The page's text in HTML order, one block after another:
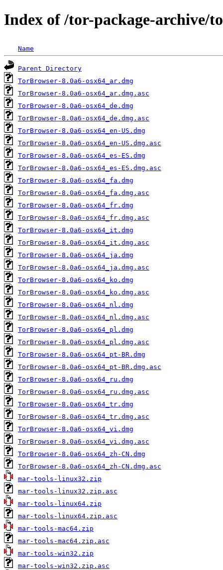
Index of /tor-package-archive/
Name
Parent Directory
TorBrowser-8.0a6-osx64_ar.dmg
TorBrowser-8.0a6-osx64_ar.dmg.asc
TorBrowser-8.0a6-osx64_de.dmg
TorBrowser-8.0a6-osx64_de.dmg.asc
TorBrowser-8.0a6-osx64_en-US.dmg
TorBrowser-8.0a6-osx64_en-US.dmg.asc
TorBrowser-8.0a6-osx64_es-ES.dmg
TorBrowser-8.0a6-osx64_es-ES.dmg.asc
TorBrowser-8.0a6-osx64_fa.dmg
TorBrowser-8.0a6-osx64_fa.dmg.asc
TorBrowser-8.0a6-osx64_fr.dmg
TorBrowser-8.0a6-osx64_fr.dmg.asc
TorBrowser-8.0a6-osx64_it.dmg
TorBrowser-8.0a6-osx64_it.dmg.asc
TorBrowser-8.0a6-osx64_ja.dmg
TorBrowser-8.0a6-osx64_ja.dmg.asc
TorBrowser-8.0a6-osx64_ko.dmg
TorBrowser-8.0a6-osx64_ko.dmg.asc
TorBrowser-8.0a6-osx64_nl.dmg
TorBrowser-8.0a6-osx64_nl.dmg.asc
TorBrowser-8.0a6-osx64_pl.dmg
TorBrowser-8.0a6-osx64_pl.dmg.asc
TorBrowser-8.0a6-osx64_pt-BR.dmg
TorBrowser-8.0a6-osx64_pt-BR.dmg.asc
TorBrowser-8.0a6-osx64_ru.dmg
TorBrowser-8.0a6-osx64_ru.dmg.asc
TorBrowser-8.0a6-osx64_tr.dmg
TorBrowser-8.0a6-osx64_tr.dmg.asc
TorBrowser-8.0a6-osx64_vi.dmg
TorBrowser-8.0a6-osx64_vi.dmg.asc
TorBrowser-8.0a6-osx64_zh-CN.dmg
TorBrowser-8.0a6-osx64_zh-CN.dmg.asc
mar-tools-linux32.zip
mar-tools-linux32.zip.asc
mar-tools-linux64.zip
mar-tools-linux64.zip.asc
mar-tools-mac64.zip
mar-tools-mac64.zip.asc
mar-tools-win32.zip
mar-tools-win32.zip.asc